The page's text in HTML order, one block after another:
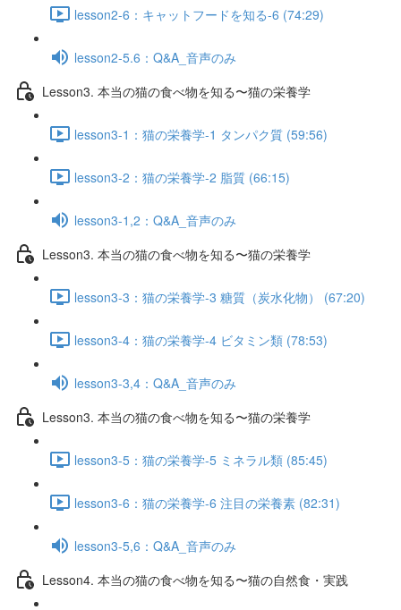
lesson2-6：キャットフードを知る-6 (74:29)
lesson2-5.6：Q&A_音声のみ
Lesson3. 本当の猫の食べ物を知る〜猫の栄養学
lesson3-1：猫の栄養学-1 タンパク質 (59:56)
lesson3-2：猫の栄養学-2 脂質 (66:15)
lesson3-1,2：Q&A_音声のみ
Lesson3. 本当の猫の食べ物を知る〜猫の栄養学
lesson3-3：猫の栄養学-3 糖質（炭水化物） (67:20)
lesson3-4：猫の栄養学-4 ビタミン類 (78:53)
lesson3-3,4：Q&A_音声のみ
Lesson3. 本当の猫の食べ物を知る〜猫の栄養学
lesson3-5：猫の栄養学-5 ミネラル類 (85:45)
lesson3-6：猫の栄養学-6 注目の栄養素 (82:31)
lesson3-5,6：Q&A_音声のみ
Lesson4. 本当の猫の食べ物を知る〜猫の自然食・実践